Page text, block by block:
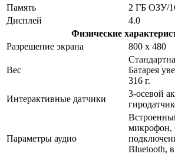
Память
2 ГБ ОЗУ/
Дисплей
4.0
Физические
Разрешение экрана
800 x 480
Вес
Батарея
316 г.
Интерактивные датчики
3-осевой
Параметры аудио
микрофон,
Bluetooth,